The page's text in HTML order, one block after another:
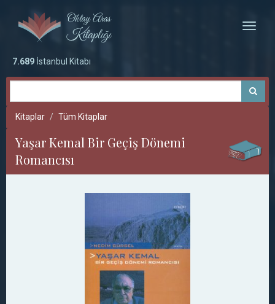
Toggle
7.689 İstanbul Kitabı
Kitaplar Tüm Kitaplar
Yaşar Kemal Bir Geçiş Dönemi
Romancısı